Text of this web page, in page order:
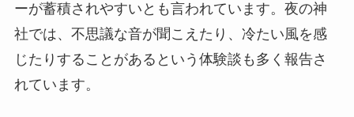
ーが蓄積されやすいとも言われています。夜の神
社では、不思議な音が聞こえたり、冷たい風を感
じたりすることがあるという体験談も多く報告さ
れています。